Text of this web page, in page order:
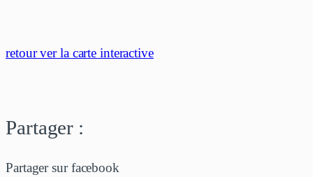
retour ver la carte interactive
Partager :
Partager sur facebook